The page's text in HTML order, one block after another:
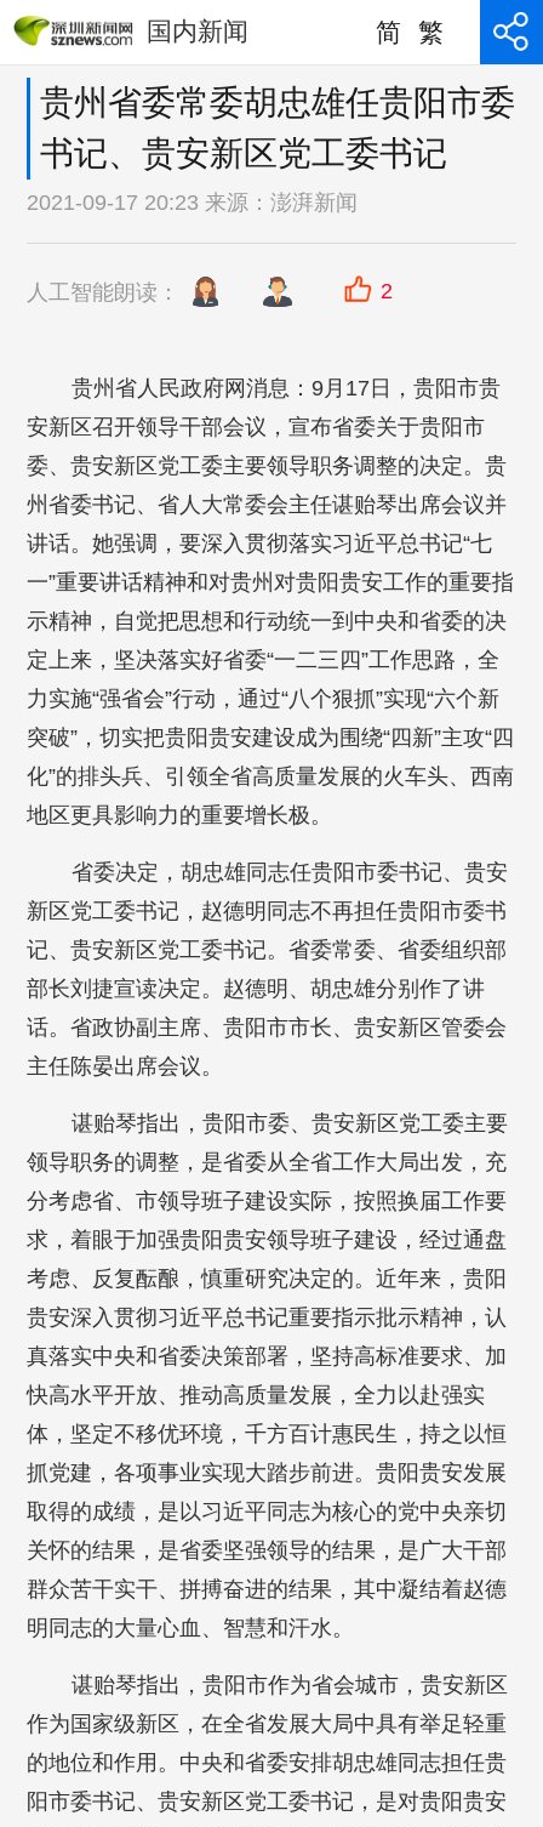
国内新闻 简 繁
贵州省委常委胡忠雄任贵阳市委
书记、贵安新区党工委书记
2021-09-17 20:23 来源：澎湃新闻
人工智能朗读： 2
贵州省人民政府网消息：9月17日，贵阳市贵
安新区召开领导干部会议，宣布省委关于贵阳市
委、贵安新区党工委主要领导职务调整的决定。贵
州省委书记、省人大常委会主任谌贻琴出席会议并
讲话。她强调，要深入贯彻落实习近平总书记“七
一”重要讲话精神和对贵州对贵阳贵安工作的重要指
示精神，自觉把思想和行动统一到中央和省委的决
定上来，坚决落实好省委“一二三四”工作思路，全
力实施“强省会”行动，通过“八个狠抓”实现“六个新
突破”，切实把贵阳贵安建设成为围绕“四新”主攻“四
化”的排头兵、引领全省高质量发展的火车头、西南
地区更具影响力的重要增长极。
省委决定，胡忠雄同志任贵阳市委书记、贵安
新区党工委书记，赵德明同志不再担任贵阳市委书
记、贵安新区党工委书记。省委常委、省委组织部
部长刘捷宣读决定。赵德明、胡忠雄分别作了讲
话。省政协副主席、贵阳市市长、贵安新区管委会
主任陈晏出席会议。
谌贻琴指出，贵阳市委、贵安新区党工委主要
领导职务的调整，是省委从全省工作大局出发，充
分考虑省、市领导班子建设实际，按照换届工作要
求，着眼于加强贵阳贵安领导班子建设，经过通盘
考虑、反复酝酿，慎重研究决定的。近年来，贵阳
贵安深入贯彻习近平总书记重要指示批示精神，认
真落实中央和省委决策部署，坚持高标准要求、加
快高水平开放、推动高质量发展，全力以赴强实
体，坚定不移优环境，千方百计惠民生，持之以恒
抓党建，各项事业实现大踏步前进。贵阳贵安发展
取得的成绩，是以习近平同志为核心的党中央亲切
关怀的结果，是省委坚强领导的结果，是广大干部
群众苦干实干、拼搏奋进的结果，其中凝结着赵德
明同志的大量心血、智慧和汗水。
谌贻琴指出，贵阳市作为省会城市，贵安新区
作为国家级新区，在全省发展大局中具有举足轻重
的地位和作用。中央和省委安排胡忠雄同志担任贵
阳市委书记、贵安新区党工委书记，是对贵阳贵安